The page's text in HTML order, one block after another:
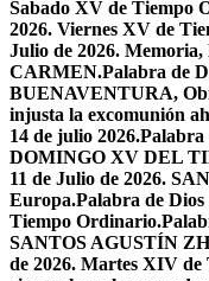
Sabado XV de Tiempo
2026. Viernes XV de
Julio de 2026.
CARMEN.Palabra de
BUENAVENTURA,
injusta la excomunión
14 de julio 2026.Palabra
DOMINGO XV DEL
11 de Julio de 2026.
Europa.Palabra de
Tiempo Ordinario.
SANTOS AGUSTÍN
de 2026. Martes XIV